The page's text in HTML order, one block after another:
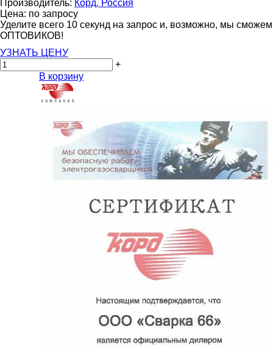
Производитель: Корд, Россия
Цена: по запросу
Уделите всего 10 секунд на запрос и, возможно, мы
ОПТОВИКОВ!
УЗНАТЬ ЦЕНУ
+
В корзину